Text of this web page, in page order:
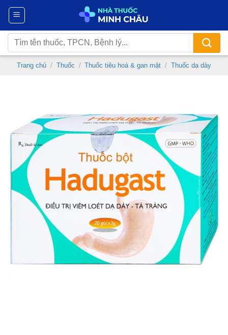
Chuyển
nội
dung
Tìm
kiếm:
Trang chủ / Thuốc / Thuốc tiêu hoá & gan mật / Thuốc dạ dày